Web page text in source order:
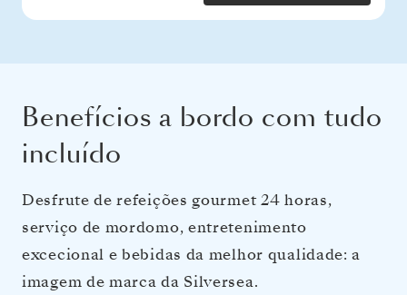
Benefícios a bordo com tudo
incluído
Desfrute de refeições gourmet 24 horas,
serviço de mordomo, entretenimento
excecional e bebidas da melhor qualidade: a
imagem de marca da Silversea.